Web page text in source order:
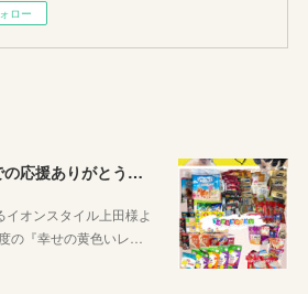
ロー
イオン黄色いレシートでの応援ありがとうございました
オンスタイル上田様よ
の『幸せの黄色いレ…